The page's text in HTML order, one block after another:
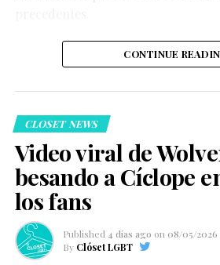
para interpretar al líder de los
reinicio de la franquicia.
Hasta el momento, Marvel
oficialmente el casting, por lo
debe considerarse un reporte y
oficial.
CONTINUE
CLOSET NEWS
Video viral de
besando a Cíclope
los fans
Published 4 días ago on 08/05/2026
By Clóset LGBT